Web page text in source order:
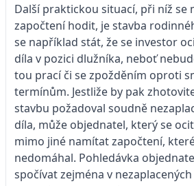
Další praktickou situací, při níž se
započtení hodit, je stavba
se například stát, že se investor
díla v pozici dlužníka, neboť
tou prací či se zpožděním oproti
termínům. Jestliže by pak
stavbu požadoval soudně
díla, může objednatel, který se
mimo jiné namítat započtení,
nedomáhal. Pohledávka
spočívat zejména v